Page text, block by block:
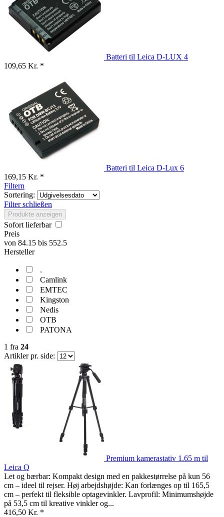
Batteri til Leica D-LUX 4
109,65 Kr. *
Batteri til Leica D-Lux 6
169,15 Kr. *
Filtern
Sortering:
Filter schließen
Produkte anzeigen
Sofort lieferbar
Preis
von 84.15 bis 552.5
Hersteller
.
Camlink
EMTEC
Kingston
Nedis
OTB
PATONA
1 fra 24
Artikler pr. side:
Premium kamerastativ 1.65 m til
Leica Q
Let og bærbar: Kompakt design med en pakkestørrelse på kun 56
cm – ideel til rejser. Høj arbejdshøjde: Kan forlænges op til 165,5
cm – perfekt til fleksible optagevinkler. Lavprofil: Minimumshøjde
på 53,5 cm til kreative vinkler og...
416,50 Kr. *